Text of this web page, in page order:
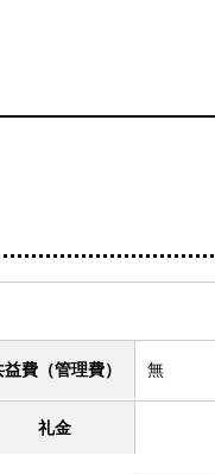
益費 （管理費） 無
礼金